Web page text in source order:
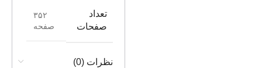
تعداد
صفحات
۳۵۲
صفحه
نظرات (0)